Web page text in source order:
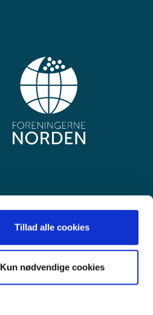
Tillad alle cookies
Kun nødvendige cookies